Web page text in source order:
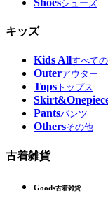
シューズ
キッズ
Kids Allすべて
Outerアウター
Tops トップス
Pantsパンツ
Othersその他
古着雑貨
Goods古着雑貨